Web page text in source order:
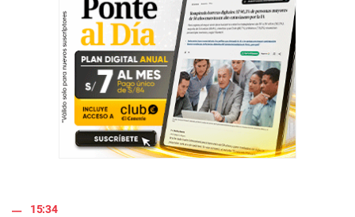
15:34